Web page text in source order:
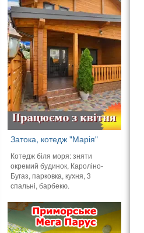
Затока, котедж "Марія"
Котедж біля моря: зняти
окремий будинок, Кароліно-
Бугаз, парковка, кухня, 3
спальні, барбекю.